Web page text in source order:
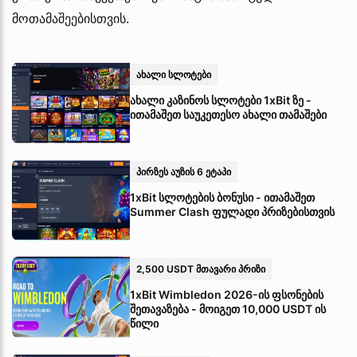
მოთამაშეებისთვის.
ახალი სლოტები
ახალი კაზინოს სლოტები 1xBit ზე -
ითამაშეთ საუკეთესო ახალი თამაშები
პირზეს აუზის 6 ეტაპი
1xBit სლოტების ბონუსი - ითამაშეთ
Summer Clash ფულადი პრიზებისთვის
2,500 USDT მთავარი პრიზი
1xBit Wimbledon 2026-ის ფსონების
შეთავაზება - მოიგეთ 10,000 USDT ის
წილი